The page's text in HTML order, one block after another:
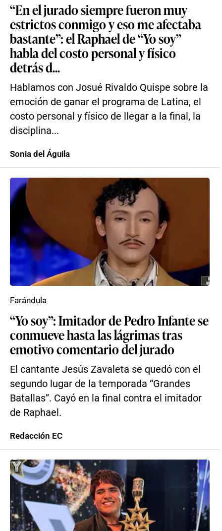
“En el jurado siempre fueron muy
estrictos conmigo y eso me afectaba
bastante”: el Raphael de “Yo soy”
habla del costo personal y físico
detrás d...
Hablamos con Josué Rivaldo Quispe sobre la
emoción de ganar el programa de Latina, el
costo personal y físico de llegar a la final, la
disciplina...
Sonia del Águila
“Yo soy”: Imitador de Pedro Infante se
conmueve hasta las lágrimas tras
emotivo comentario del jurado
El cantante Jesús Zavaleta se quedó con el
segundo lugar de la temporada “Grandes
Batallas”. Cayó en la final contra el imitador
de Raphael.
Farándula
Redacción EC